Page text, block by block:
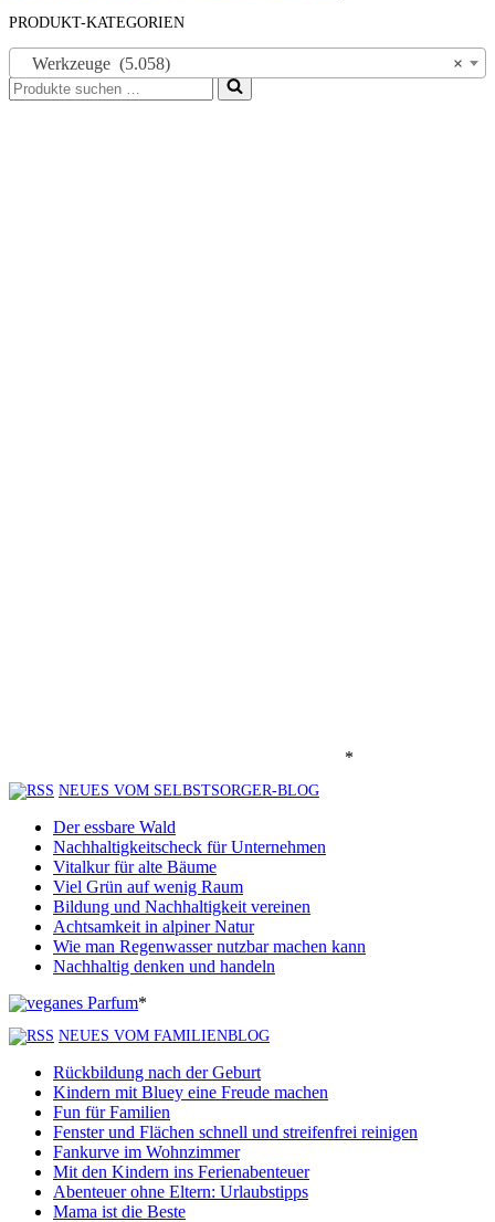
PRODUKT-KATEGORIEN
×
Werkzeuge (5.058)
Suchen
nach …
*
NEUES VOM SELBSTSORGER-BLOG
Der essbare Wald
Nachhaltigkeitscheck für Unternehmen
Vitalkur für alte Bäume
Viel Grün auf wenig Raum
Bildung und Nachhaltigkeit vereinen
Achtsamkeit in alpiner Natur
Wie man Regenwasser nutzbar machen kann
Nachhaltig denken und handeln
*
NEUES VOM FAMILIENBLOG
Rückbildung nach der Geburt
Kindern mit Bluey eine Freude machen
Fun für Familien
Fenster und Flächen schnell und streifenfrei reinigen
Fankurve im Wohnzimmer
Mit den Kindern ins Ferienabenteuer
Abenteuer ohne Eltern: Urlaubstipps
Mama ist die Beste